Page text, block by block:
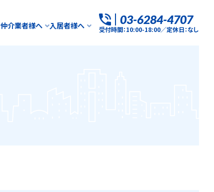
仲介業者様へ 入居者様へ 03-6284-4707
受付時間：10:00-18:00／定休日：なし